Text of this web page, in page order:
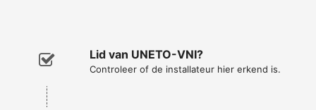
Lid van UNETO-VNI?
Controleer of de installateur hier erkend is.